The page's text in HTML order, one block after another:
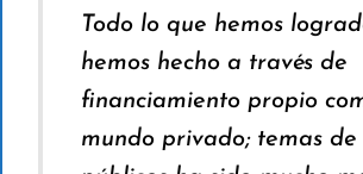
Todo lo que hemos
hemos hecho a través de
financiamiento propio
mundo privado; temas de